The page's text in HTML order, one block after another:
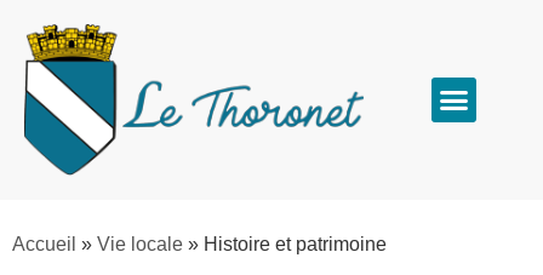
Accueil » Vie locale » Histoire et patrimoine